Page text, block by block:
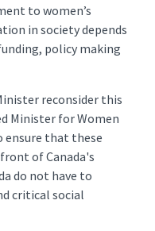
to women’s
in society depends
policy making
reconsider this
Minister for Women
ensure that these
of Canada's
do not have to
critical social